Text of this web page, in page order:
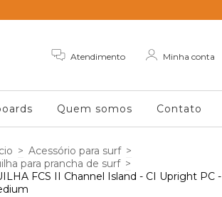
Atendimento Minha conta
Quem somos Contato
> Acessório para surf >
para prancha de surf >
FCS II Channel Island - CI Upright PC -